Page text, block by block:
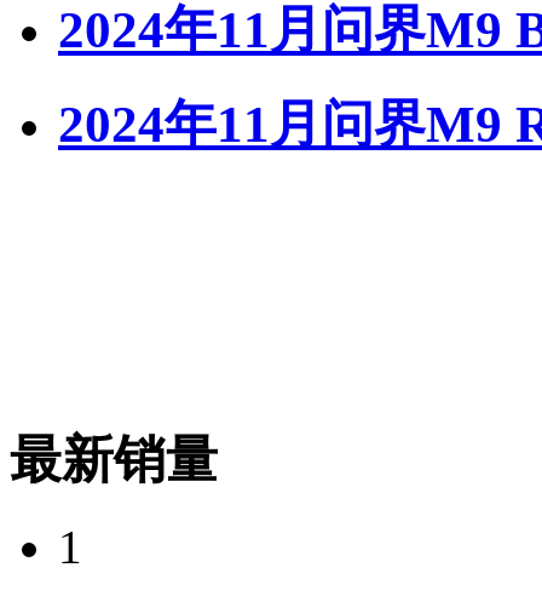
2024年11月问界M9
2024年11月问界M9
最新销量
1